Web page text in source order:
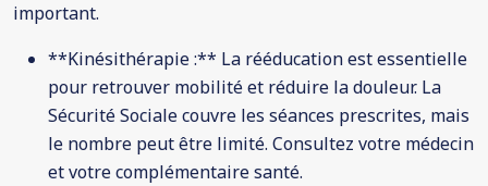
important.
**Kinésithérapie :** La rééducation est essentielle
pour retrouver mobilité et réduire la douleur. La
Sécurité Sociale couvre les séances prescrites, mais
le nombre peut être limité. Consultez votre médecin
et votre complémentaire santé.